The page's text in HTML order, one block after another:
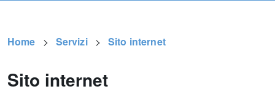
Home Servizi Sito internet
Sito internet